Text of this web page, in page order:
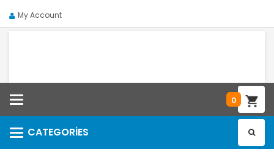
My Account
0
CATEGORIES
Categories